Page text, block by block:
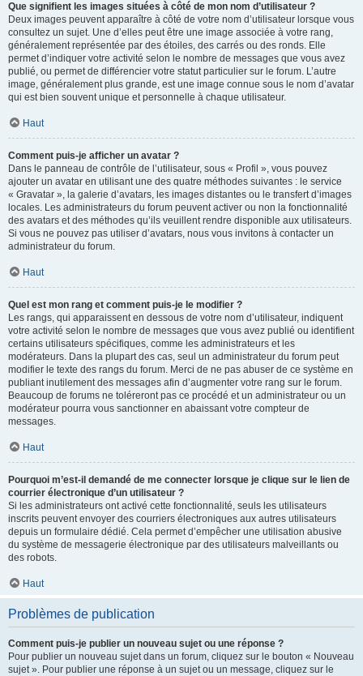
Que signifient les images situées à côté de mon nom d’utilisateur ?
Deux images peuvent apparaître à côté de votre nom d’utilisateur lorsque vous
consultez un sujet. Une d’elles peut être une image associée à votre rang,
généralement représentée par des étoiles, des carrés ou des ronds. Elle
permet d’indiquer votre activité selon le nombre de messages que vous avez
publié, ou permet de différencier votre statut particulier sur le forum. L’autre
image, généralement plus grande, est une image connue sous le nom d’avatar
qui est bien souvent unique et personnelle à chaque utilisateur.
Haut
Comment puis-je afficher un avatar ?
Dans le panneau de contrôle de l’utilisateur, sous « Profil », vous pouvez
ajouter un avatar en utilisant une des quatre méthodes suivantes : le service
« Gravatar », la galerie d’avatars, les images distantes ou le transfert d’images
locales. Les administrateurs du forum peuvent activer ou non la fonctionnalité
des avatars et des méthodes qu’ils veuillent rendre disponible aux utilisateurs.
Si vous ne pouvez pas utiliser d’avatars, nous vous invitons à contacter un
administrateur du forum.
Haut
Quel est mon rang et comment puis-je le modifier ?
Les rangs, qui apparaissent en dessous de votre nom d’utilisateur, indiquent
votre activité selon le nombre de messages que vous avez publié ou identifient
certains utilisateurs spécifiques, comme les administrateurs et les
modérateurs. Dans la plupart des cas, seul un administrateur du forum peut
modifier le texte des rangs du forum. Merci de ne pas abuser de ce système en
publiant inutilement des messages afin d’augmenter votre rang sur le forum.
Beaucoup de forums ne toléreront pas ce procédé et un administrateur ou un
modérateur pourra vous sanctionner en abaissant votre compteur de
messages.
Haut
Pourquoi m’est-il demandé de me connecter lorsque je clique sur le lien de
courrier électronique d’un utilisateur ?
Si les administrateurs ont activé cette fonctionnalité, seuls les utilisateurs
inscrits peuvent envoyer des courriers électroniques aux autres utilisateurs
depuis un formulaire dédié. Cela permet d’empêcher une utilisation abusive
du système de messagerie électronique par des utilisateurs malveillants ou
des robots.
Haut
Problèmes de publication
Comment puis-je publier un nouveau sujet ou une réponse ?
Pour publier un nouveau sujet dans un forum, cliquez sur le bouton « Nouveau
sujet ». Pour publier une réponse à un sujet ou un message, cliquez sur le